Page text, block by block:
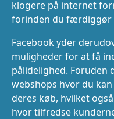
klogere på internet
forinden du færdiggør
Facebook yder
muligheder for at få
pålidelighed. Foruden
webshops hvor du
deres køb, hvilket
hvor tilfredse